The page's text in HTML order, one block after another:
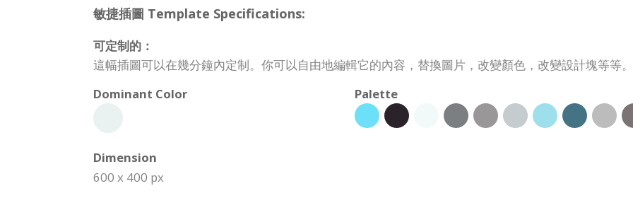
敏捷插圖 Template Specifications:
可定制的：
這幅插圖可以在幾分鐘內定制。你可以自由地編輯它的內容，替換圖片，改變顏色，改變設計塊等等。
Dominant Color
Palette
Dimension
600 x 400 px